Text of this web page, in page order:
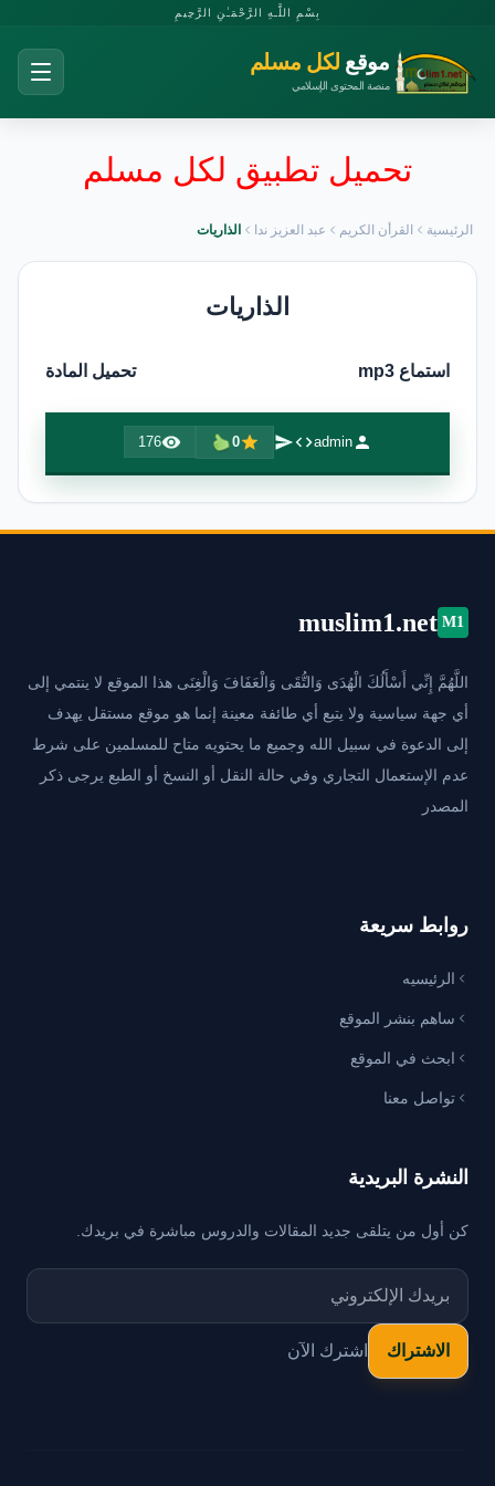
بِسْمِ اللَّـهِ الرَّحْمَـٰنِ الرَّحِيمِ
موقع لكل مسلم
منصة المحتوى الإسلامي
تحميل تطبيق لكل مسلم
الرئيسية القرأن الكريم عبد العزيز ندا الذاريات
الذاريات
استماع mp3 تحميل المادة
admin
0
176
M1
muslim1.net
اللَّهُمَّ إِنِّي أَسْأَلُكَ الْهُدَى وَالتُّقَى وَالْعَفَافَ وَالْغِنَى هذا الموقع لا ينتمي إلى
أي جهة سياسية ولا يتبع أي طائفة معينة إنما هو موقع مستقل يهدف
إلى الدعوة في سبيل الله وجميع ما يحتويه متاح للمسلمين على شرط
عدم الإستعمال التجاري وفي حالة النقل أو النسخ أو الطبع يرجى ذكر
المصدر
روابط سريعة
الرئيسيه
ساهم بنشر الموقع
ابحث في الموقع
تواصل معنا
النشرة البريدية
كن أول من يتلقى جديد المقالات والدروس مباشرة في بريدك.
اشترك الآن